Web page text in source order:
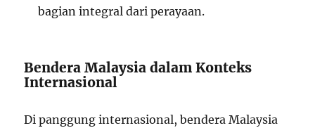
bagian integral dari perayaan.
Bendera Malaysia dalam Konteks
Internasional
Di panggung internasional, bendera Malaysia